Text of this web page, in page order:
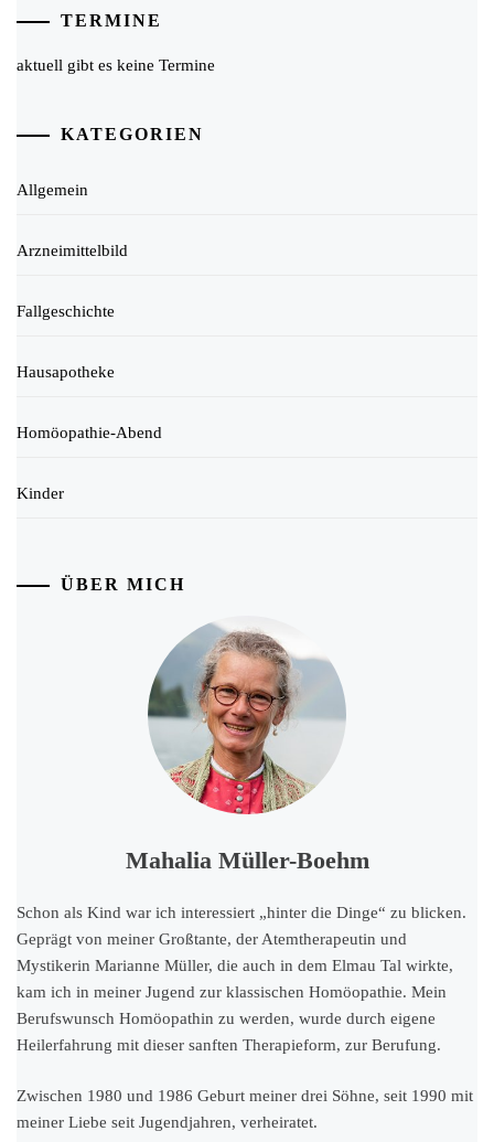
TERMINE
aktuell gibt es keine Termine
KATEGORIEN
Allgemein
Arzneimittelbild
Fallgeschichte
Hausapotheke
Homöopathie-Abend
Kinder
ÜBER MICH
Mahalia Müller-Boehm
Schon als Kind war ich interessiert „hinter die Dinge“ zu blicken.
Geprägt von meiner Großtante, der Atemtherapeutin und
Mystikerin Marianne Müller, die auch in dem Elmau Tal wirkte,
kam ich in meiner Jugend zur klassischen Homöopathie. Mein
Berufswunsch Homöopathin zu werden, wurde durch eigene
Heilerfahrung mit dieser sanften Therapieform, zur Berufung.
Zwischen 1980 und 1986 Geburt meiner drei Söhne, seit 1990 mit
meiner Liebe seit Jugendjahren, verheiratet.